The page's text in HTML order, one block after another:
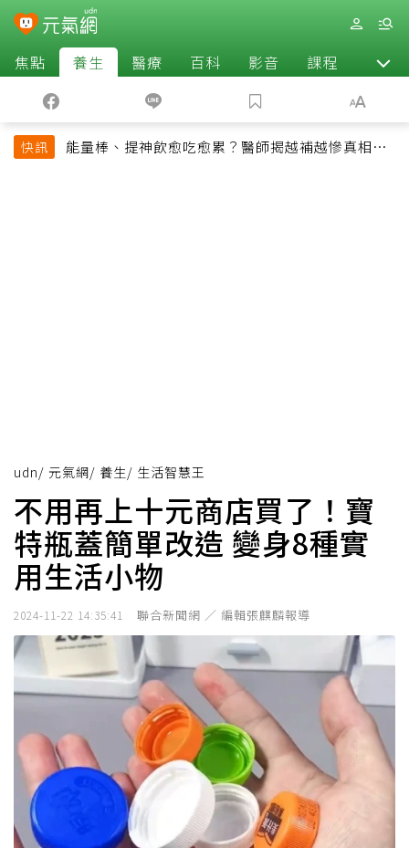
焦點 養生 醫療 百科 影音 課程 退休
快訊
能量棒、提神飲愈吃愈累？醫師揭越補越慘真相：
udn/ 元氣網/ 養生/ 生活智慧王
不用再上十元商店買了！寶
特瓶蓋簡單改造 變身8種實
用生活小物
2024-11-22 14:35:41 聯合新聞網 ／ 編輯張麒麟報導